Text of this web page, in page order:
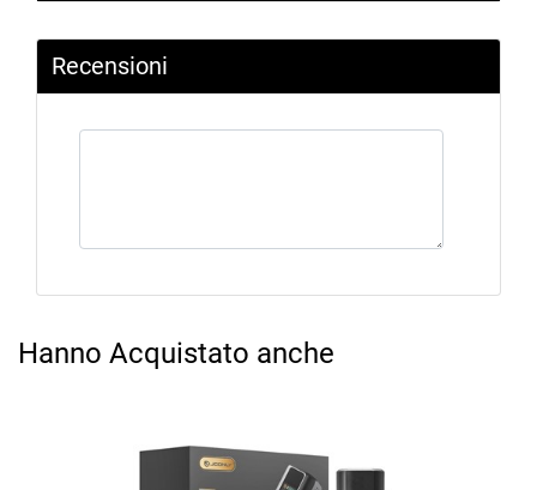
Recensioni
Hanno Acquistato anche